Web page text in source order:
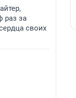
раз за
своих